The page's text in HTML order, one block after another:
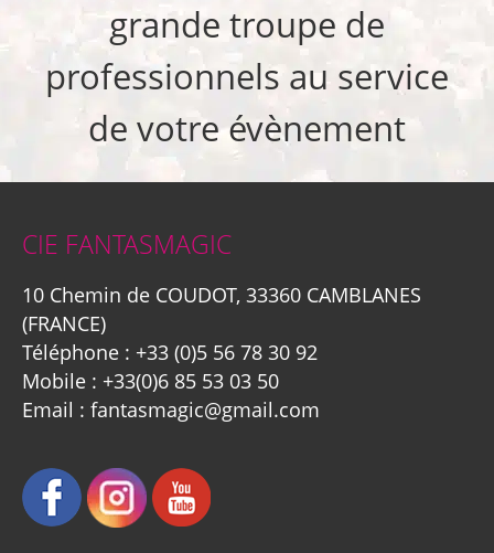
grande troupe de
professionnels au service
de votre évènement
CIE FANTASMAGIC
10 Chemin de COUDOT, 33360 CAMBLANES
(FRANCE)
Téléphone : +33 (0)5 56 78 30 92
Mobile : +33(0)6 85 53 03 50
Email : fantasmagic@gmail.com